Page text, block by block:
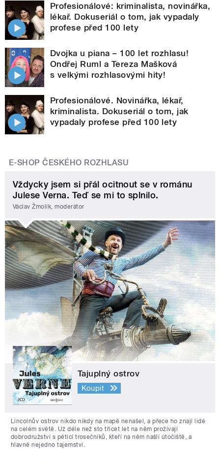
Profesionálové: kriminalista, novinářka,
lékař. Dokuseriál o tom, jak vypadaly
profese před 100 lety
Dvojka u piana – 100 let rozhlasu!
Ondřej Ruml a Tereza Mašková
s velkými rozhlasovými hity!
Profesionálové. Novinářka, lékař,
kriminalista. Dokuseriál o tom, jak
vypadaly profese před 100 lety
E-SHOP ČESKÉHO ROZHLASU
Vždycky jsem si přál ocitnout se v románu
Julese Verna. Teď se mi to splnilo.
Václav Žmolík, moderátor
Tajuplný ostrov
Koupit
Lincolnův ostrov nikdo nikdy na mapě nenašel, a přece ho znají lidé
na celém světě. Už déle než sto třicet let na něm prožívají
dobrodružství s pěticí trosečníků, kteří na něm našli útočiště, a
hlavně nejedno tajemství.